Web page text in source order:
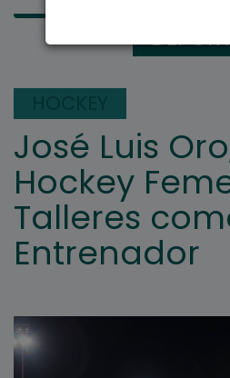
José Luis
Hockey
Talleres
Entrenador